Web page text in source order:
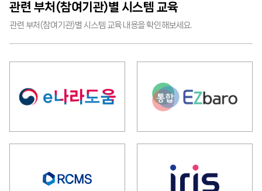
관련 부처(참여기관)별 시스템 교육
관련 부처(참여기관)별 시스템 교육 내용을 확인해보세요.